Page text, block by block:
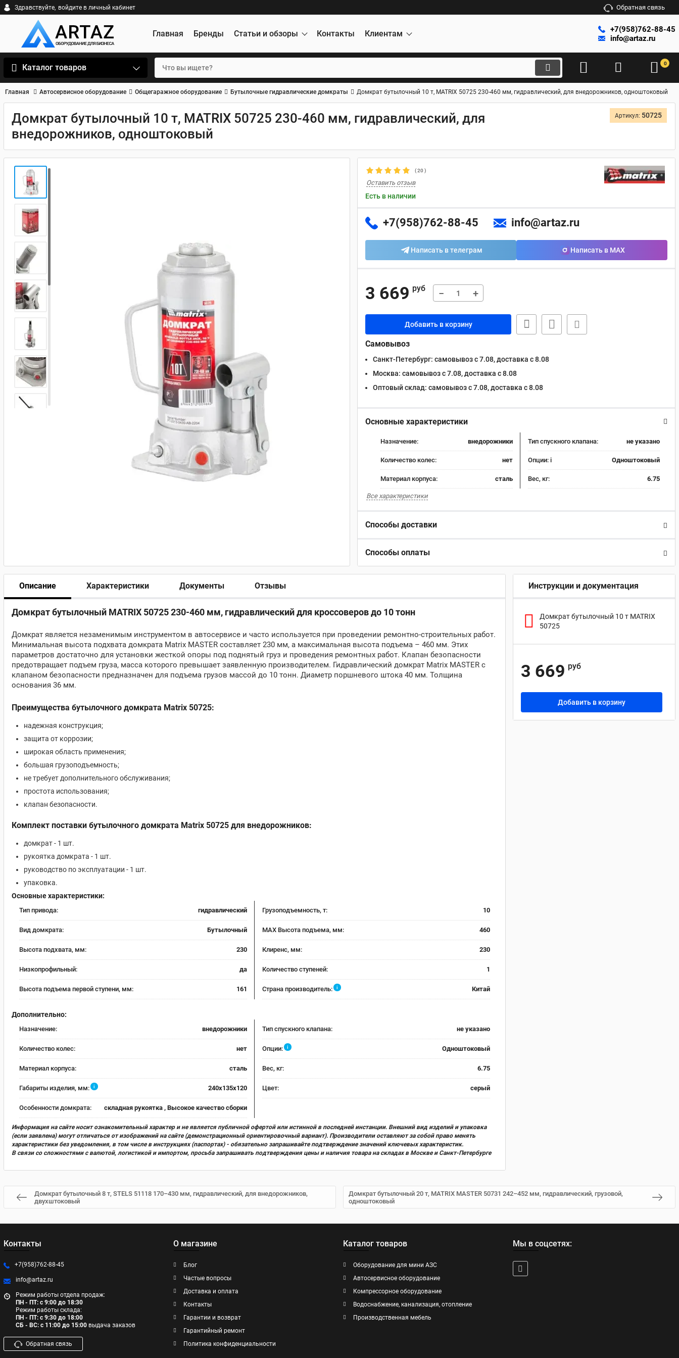
Здравствуйте, войдите в личный кабинет Обратная связь
Главная Бренды Статьи и обзоры Контакты Клиентам
+7(958)762-88-45
info@artaz.ru
Каталог товаров 0
Главная Автосервисное оборудование Общегаражное оборудование Бутылочные гидравлические домкраты Домкрат бутылочный 10 т, MATRIX 50725 230-460 мм, гидравлический, для внедорожников, одноштоковый
Домкрат бутылочный 10 т, MATRIX 50725 230-460 мм, гидравлический, для
внедорожников, одноштоковый
Артикул: 50725
(20)
Оставить отзыв
Есть в наличии
+7(958)762-88-45 info@artaz.ru
Написать в телеграм Написать в MAX
3 669 руб − +
Добавить в корзину
Самовывоз
Санкт-Петербург: самовывоз с 7.08, доставка c 8.08
Москва: самовывоз с 7.08, доставка c 8.08
Оптовый склад: самовывоз с 7.08, доставка c 8.08
Основные характеристики
Назначение: внедорожники Тип спускного клапана: не указано
Количество колес: нет Опции: i Одноштоковый
Материал корпуса: сталь Вес, кг: 6.75
Все характеристики
Способы доставки
Способы оплаты
Описание Характеристики Документы Отзывы
Домкрат бутылочный MATRIX 50725 230-460 мм, гидравлический для кроссоверов до 10 тонн
Домкрат является незаменимым инструментом в автосервисе и часто используется при проведении ремонтно-строительных работ.
Минимальная высота подхвата домкрата Matrix MASTER составляет 230 мм, а максимальная высота подъема – 460 мм. Этих
параметров достаточно для установки жесткой опоры под поднятый груз и проведения ремонтных работ. Клапан безопасности
предотвращает подъем груза, масса которого превышает заявленную производителем. Гидравлический домкрат Matrix MASTER с
клапаном безопасности предназначен для подъема грузов массой до 10 тонн. Диаметр поршневого штока 40 мм. Толщина
основания 36 мм.
Преимущества бутылочного домкрата Matrix 50725:
надежная конструкция;
защита от коррозии;
широкая область применения;
большая грузоподъемность;
не требует дополнительного обслуживания;
простота использования;
клапан безопасности.
Комплект поставки бутылочного домкрата Matrix 50725 для внедорожников:
домкрат - 1 шт.
рукоятка домкрата - 1 шт.
руководство по эксплуатации - 1 шт.
упаковка.
Основные характеристики:
Тип привода: гидравлический Грузоподъемность, т: 10
Вид домкрата: Бутылочный MAX Высота подъема, мм: 460
Высота подхвата, мм: 230 Клиренс, мм: 230
Низкопрофильный: да Количество ступеней: 1
Высота подъема первой ступени, мм: 161 Страна производитель: i Китай
Дополнительно:
Назначение: внедорожники Тип спускного клапана: не указано
Количество колес: нет Опции: i Одноштоковый
Материал корпуса: сталь Вес, кг: 6.75
Габариты изделия, мм: i 240х135х120 Цвет: серый
Особенности домкрата: складная рукоятка , Высокое качество сборки
Информация на сайте носит ознакомительный характер и не является публичной офертой или истинной в последней инстанции. Внешний вид изделий и упаковка
(если заявлена) могут отличаться от изображений на сайте (демонстрационный ориентировочный вариант). Производители оставляют за собой право менять
характеристики без уведомления, в том числе в инструкциях (паспортах) - обязательно запрашивайте подтверждение значений ключевых характеристик.
В связи со сложностями с валютой, логистикой и импортом, просьба запрашивать подтверждения цены и наличия товара на складах в Москве и Санкт-Петербурге
Инструкции и документация
Домкрат бутылочный 10 т MATRIX
50725
3 669 руб
Добавить в корзину
Домкрат бутылочный 8 т, STELS 51118 170–430 мм, гидравлический, для внедорожников,
двухштоковый
Домкрат бутылочный 20 т, MATRIX MASTER 50731 242–452 мм, гидравлический, грузовой,
одноштоковый
Контакты
+7(958)762-88-45
info@artaz.ru
Режим работы отдела продаж:
ПН - ПТ: с 9:00 до 18:30
Режим работы склада:
ПН - ПТ: с 9:30 до 18:00
СБ - ВС: с 11:00 до 15:00 выдача заказов
Обратная связь
О магазине
Блог
Частые вопросы
Доставка и оплата
Контакты
Гарантии и возврат
Гарантийный ремонт
Политика конфиденциальности
Каталог товаров
Оборудование для мини АЗС
Автосервисное оборудование
Компрессорное оборудование
Водоснабжение, канализация, отопление
Производственная мебель
Мы в соцсетях: